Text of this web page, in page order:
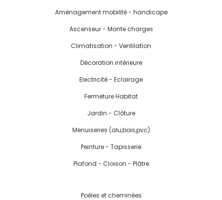
Aménagement mobilité - handicape
Ascenseur - Monte charges
Climatisation - Ventilation
Décoration intérieure
Electricité - Eclairage
Fermeture Habitat
Jardin - Clôture
Menuiseries (alu,bois,pvc)
Peinture - Tapisserie
Plafond - Cloison - Plâtre
Poêles et cheminées